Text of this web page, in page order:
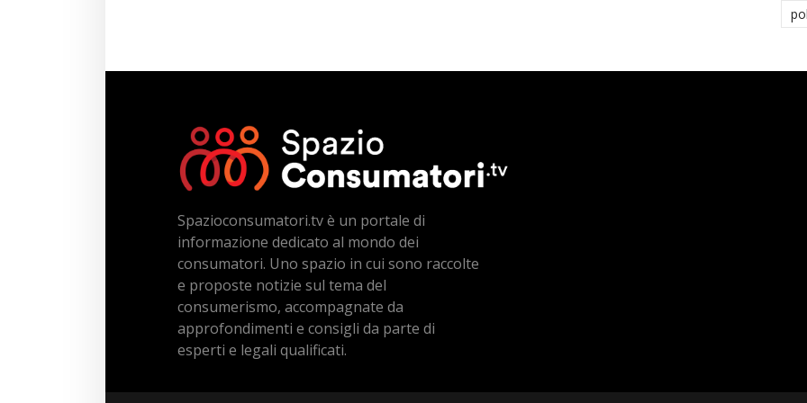
Spazioconsumatori.tv è un portale di
informazione dedicato al mondo dei
consumatori. Uno spazio in cui sono raccolte
e proposte notizie sul tema del
consumerismo, accompagnate da
approfondimenti e consigli da parte di
esperti e legali qualificati.